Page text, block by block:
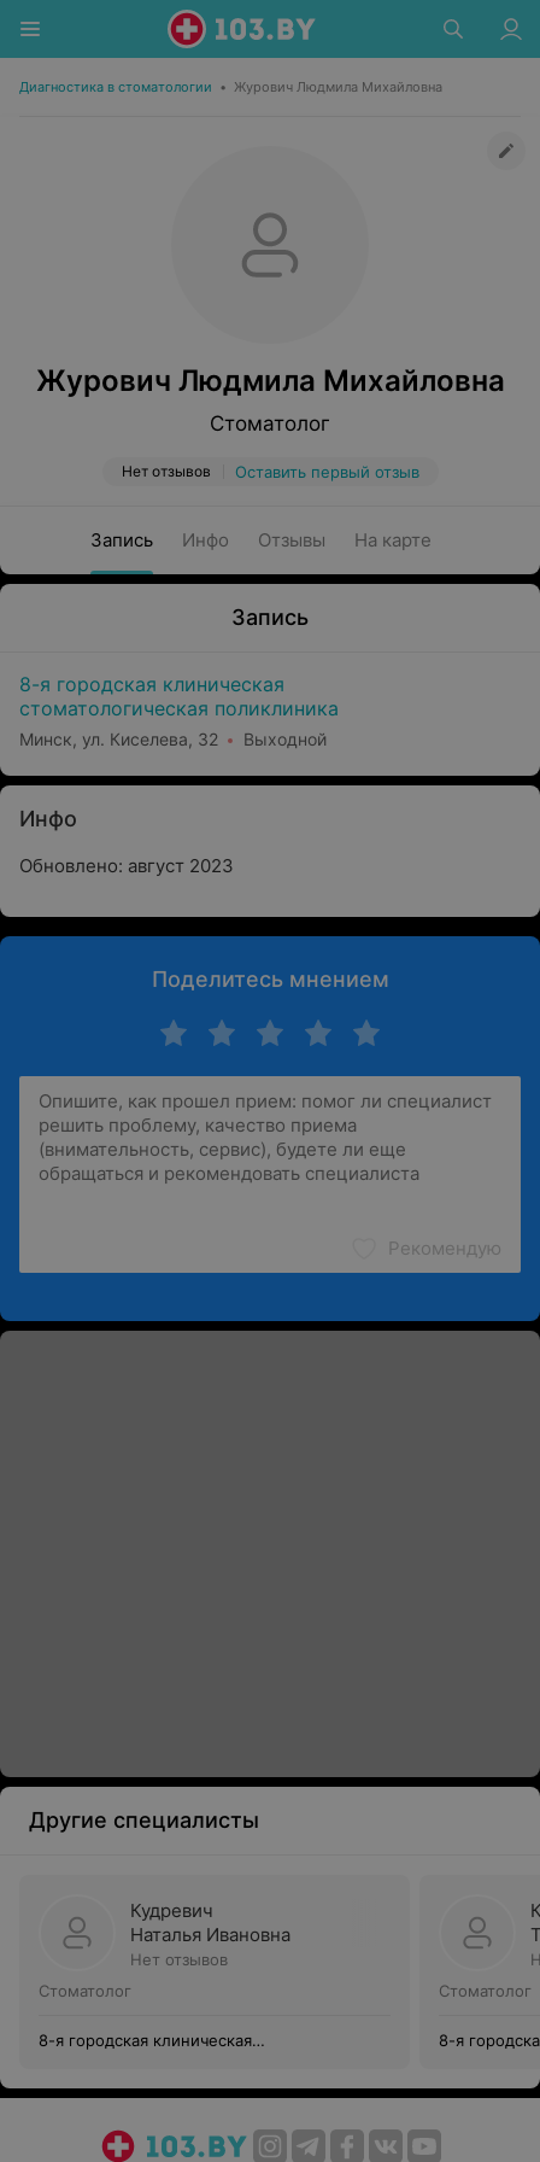
Диагностика в стоматологии • Журович Людмила Михайловна
Журович Людмила Михайловна
Стоматолог
Нет отзывов Оставить первый отзыв
Запись Инфо Отзывы На карте
Запись
8-я городская клиническая
стоматологическая поликлиника
Минск, ул. Киселева, 32 Выходной
Инфо
Обновлено: август 2023
Поделитесь мнением
Рекомендую
Другие специалисты
Кудревич
Наталья Ивановна
Нет отзывов
Стоматолог
8-я городская клиническая
Стоматолог
8-я